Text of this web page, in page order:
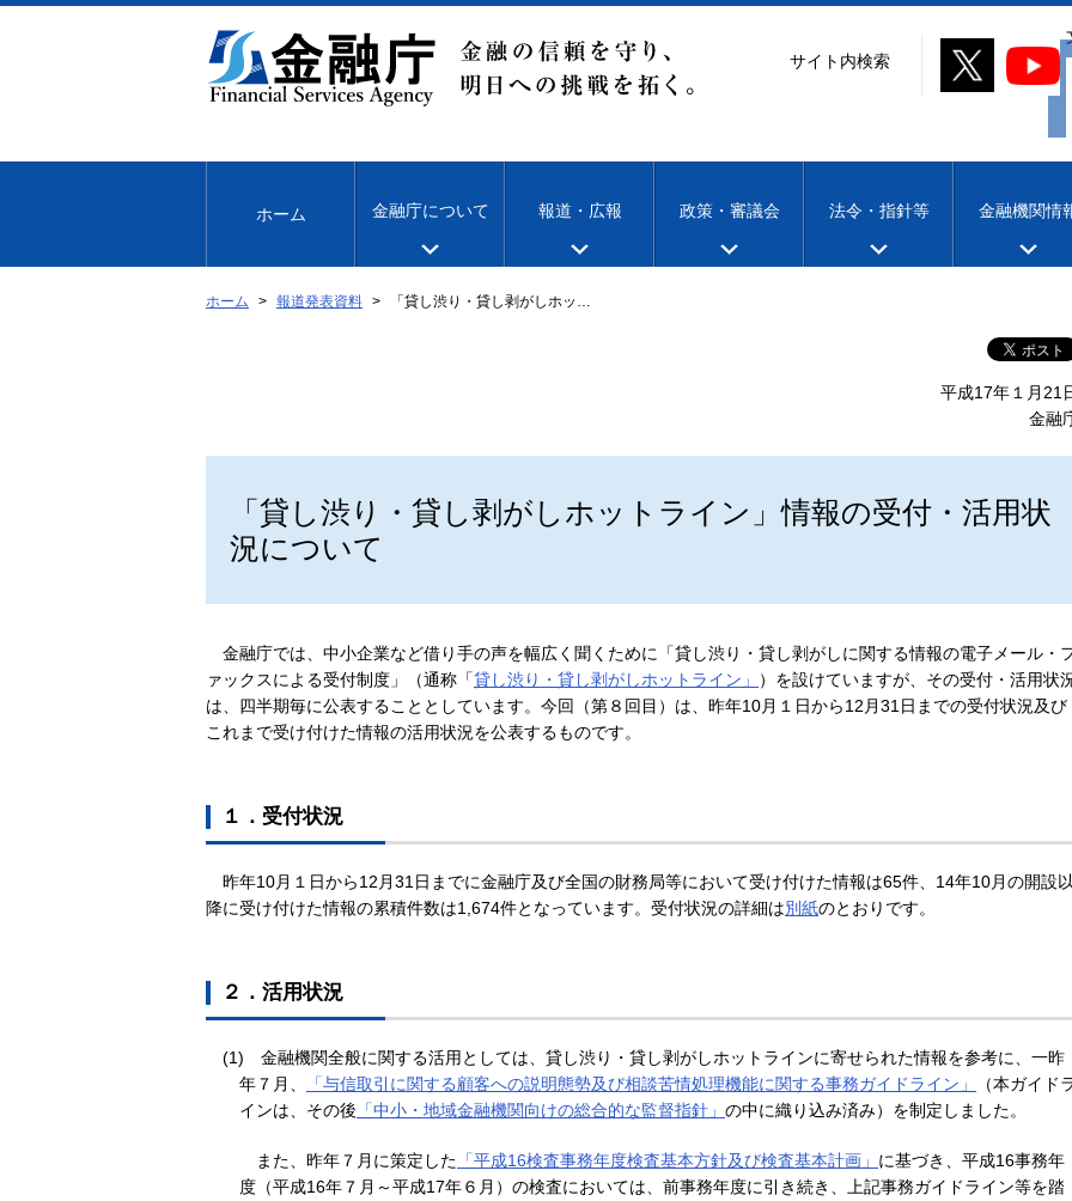
文
移
サイト内検索
ホーム 金融庁について 報道・広報 政策・審議会 法令・指針等 金融機関情
ホーム 報道発表資料 「貸し渋り・貸し剥がしホッ…
平成17年１月21
金融
「貸し渋り・貸し剥がしホットライン」情報の受付・活用状
況について
金融庁では、中小企業など借り手の声を幅広く聞くために「貸し渋り・貸し剥がしに関する情報の電子メール・
ァックスによる受付制度」（通称「貸し渋り・貸し剥がしホットライン」
）を設けていますが、その受付・活用状
は、四半期毎に公表することとしています。今回（第８回目）は、昨年10月１日から12月31日までの受付状況及び
これまで受け付けた情報の活用状況を公表するものです。
１．受付状況
昨年10月１日から12月31日までに金融庁及び全国の財務局等において受け付けた情報は65件、14年10月の開設以
降に受け付けた情報の累積件数は1,674件となっています。受付状況の詳細は別紙のとおりです。
２．活用状況
(1)
金融機関全般に関する活用としては、貸し渋り・貸し剥がしホットラインに寄せられた情報を参考に、一昨
年７月、
「与信取引に関する顧客への説明態勢及び相談苦情処理機能に関する事務ガイドライン」
（本ガイド
インは、その後 「中小・地域金融機関向けの総合的な監督指針」 の中に織り込み済み）を制定しました。
また、昨年７月に策定した 「平成16検査事務年度検査基本方針及び検査基本計画」 に基づき、平成16事務年
度（平成16年７月～平成17年６月）の検査においては、前事務年度に引き続き、上記事務ガイドライン等を踏